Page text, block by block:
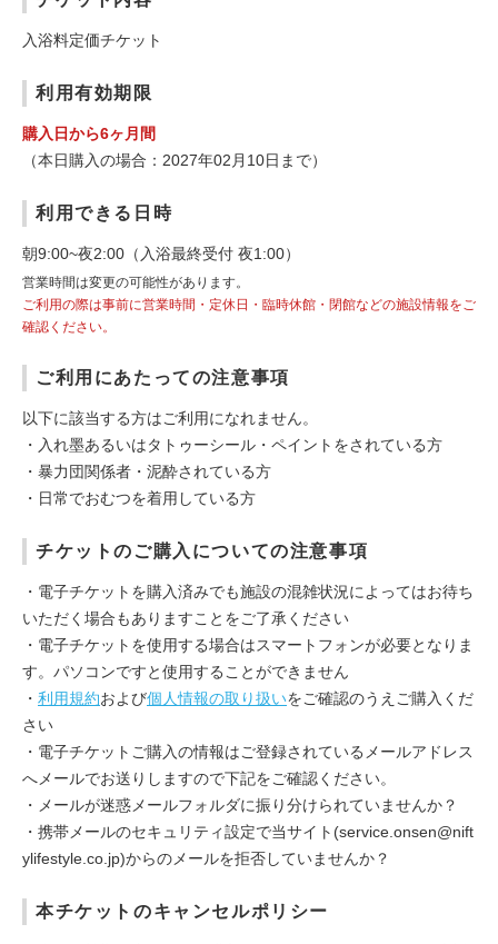
入浴料定価チケット
利用有効期限
購入日から6ヶ月間
（本日購入の場合：2027年02月10日まで）
利用できる日時
朝9:00~夜2:00（入浴最終受付 夜1:00）
営業時間は変更の可能性があります。
ご利用の際は事前に営業時間・定休日・臨時休館・閉館などの施設情報をご
確認ください。
ご利用にあたっての注意事項
以下に該当する方はご利用になれません。
・入れ墨あるいはタトゥーシール・ペイントをされている方
・暴力団関係者・泥酔されている方
・日常でおむつを着用している方
チケットのご購入についての注意事項
・電子チケットを購入済みでも施設の混雑状況によってはお待ち
いただく場合もありますことをご了承ください
・電子チケットを使用する場合はスマートフォンが必要となりま
す。パソコンですと使用することができません
・ 利用規約および個人情報の取り扱いをご確認のうえご購入くだ
さい
・電子チケットご購入の情報はご登録されているメールアドレス
へメールでお送りしますので下記をご確認ください。
・メールが迷惑メールフォルダに振り分けられていませんか？
・携帯メールのセキュリティ設定で当サイト(service.onsen@nift
ylifestyle.co.jp)からのメールを拒否していませんか？
本チケットのキャンセルポリシー